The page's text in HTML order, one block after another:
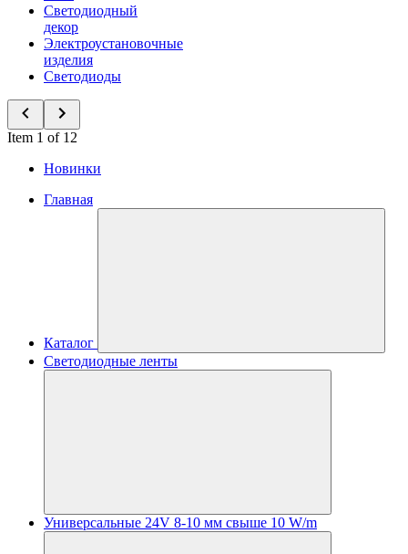
Светодиодный
декор
Электроустановочные
изделия
Светодиоды
Item 1 of 12
Новинки
Главная
Каталог
Светодиодные ленты
Универсальные 24V 8-10 мм свыше 10 W/m